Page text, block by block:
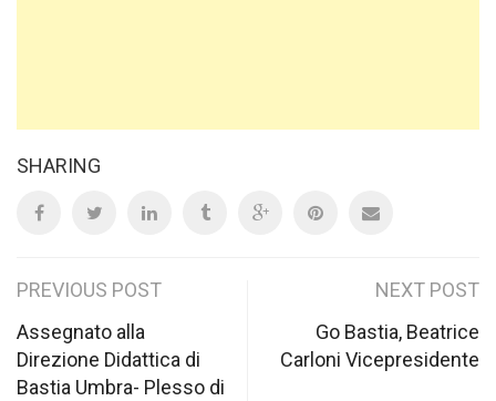
SHARING
Post
navigation
PREVIOUS POST
Assegnato alla
Direzione Didattica di
Bastia Umbra- Plesso di
NEXT POST
Go Bastia, Beatrice
Carloni Vicepresidente